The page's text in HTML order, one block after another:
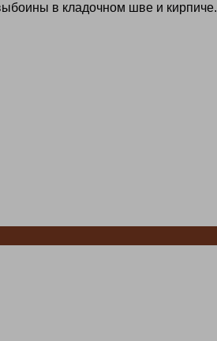
в кладочном шве и кирпиче.